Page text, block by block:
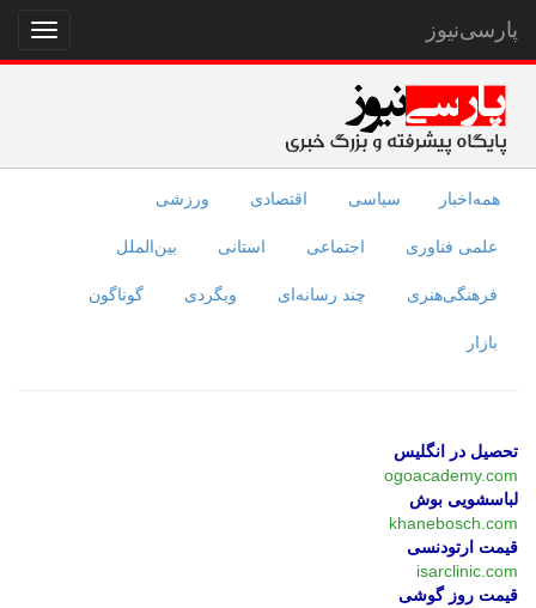
نمایش
منو
پارسی‌نیوز
همه‌اخبار سیاسی اقتصادی ورزشی
علمی فناوری اجتماعی استانی بین‌الملل
فرهنگی‌هنری چند رسانه‌ای وبگردی گوناگون
بازار
تحصیل در انگلیس
ogoacademy.com
لباسشویی بوش
khanebosch.com
قیمت ارتودنسی
isarclinic.com
قیمت روز گوشی